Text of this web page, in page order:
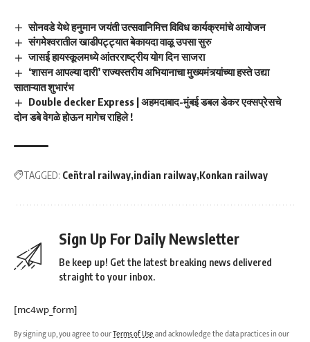
सोनवडे येथे हनुमान जयंती उत्सवानिमित्त विविध कार्यक्रमांचे आयोजन
संगमेश्वरातील खाडीपट्ट्यात बेकायदा वाळू उपसा सुरु
जासई हायस्कूलमध्ये आंतरराष्ट्रीय योग दिन साजरा
‘शासन आपल्या दारी’ राज्यस्तरीय अभियानाचा मुख्यमंत्र्यांच्या हस्ते उद्या
साताऱ्यात शुभारंभ
Double decker Express | अहमदाबाद-मुंबई डबल डेकर एक्सप्रेसचे
दोन डबे वेगळे होऊन मागेच राहिले !
TAGGED: Ceñtral railway indian railway Konkan railway
Sign Up For Daily Newsletter
Be keep up! Get the latest breaking news delivered
straight to your inbox.
[mc4wp_form]
By signing up, you agree to ourTerms of Useand acknowledge the data practices in our